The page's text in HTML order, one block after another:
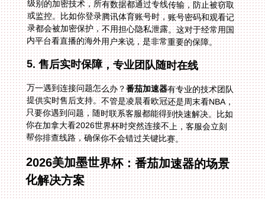
内平台看直播的海外用户来说，是非常重要的保障。
5. 售后实时保障，专业团队随时在线
万一遇到连接问题怎么办？番茄加速器有专业的技术团队
提供实时售后支持。不管是凌晨看欧冠还是周末看NBA，
只要你遇到问题，随时联系客服都能得到快速解决。比如
你在加拿大看2026世界杯时突然连接不上，客服会立刻
帮你排查线路，确保你不会错过关键比赛。
2026美加墨世界杯：番茄加速器的场景
化解决方案